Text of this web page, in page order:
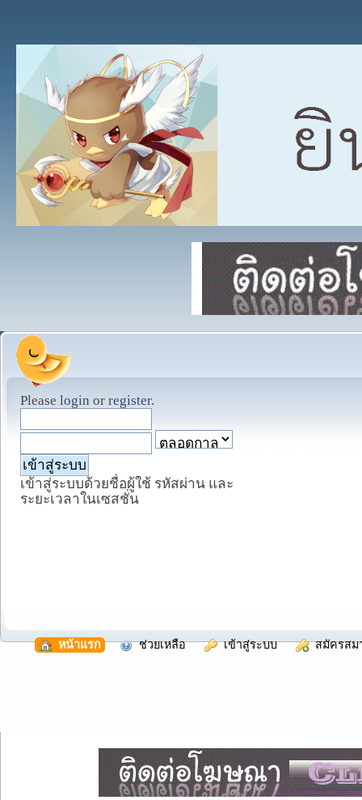
Please login or register.
เข้าสู่ระบบด้วยชื่อผู้ใช้ รหัสผ่าน และ
ระยะเวลาในเซสชั่น
หน้าแรก ช่วยเหลือ เข้าสู่ระบบ สมัครสม